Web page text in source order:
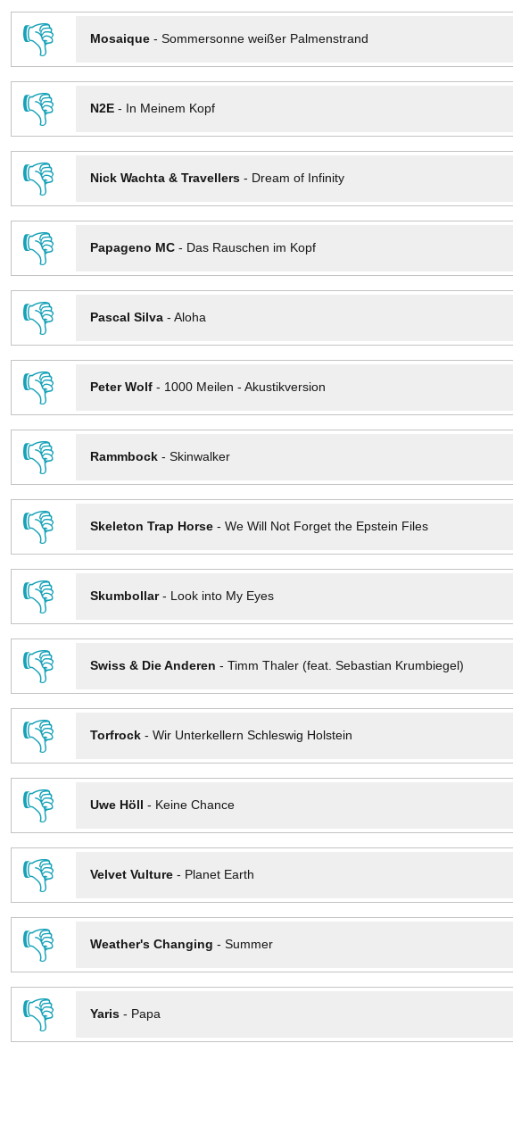
👎
Mosaique- Sommersonne weißer Palmenstrand
👎
N2E- In Meinem Kopf
👎
Nick Wachta & Travellers- Dream of Infinity
👎
Papageno MC- Das Rauschen im Kopf
👎
Pascal Silva- Aloha
👎
Peter Wolf- 1000 Meilen - Akustikversion
👎
Rammbock- Skinwalker
👎
Skeleton Trap Horse- We Will Not Forget the Epstein Files
👎
Skumbollar- Look into My Eyes
👎
Swiss & Die Anderen - Timm Thaler (feat. Sebastian Krumbiegel)
👎
Torfrock- Wir Unterkellern Schleswig Holstein
👎
Uwe Höll - Keine Chance
👎
Velvet Vulture- Planet Earth
👎
Weather's Changing - Summer
👎
Yaris- Papa